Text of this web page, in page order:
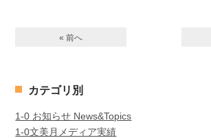
« 前へ
カテゴリ別
1-0 お知らせ News&Topics
1-0文美月メディア実績